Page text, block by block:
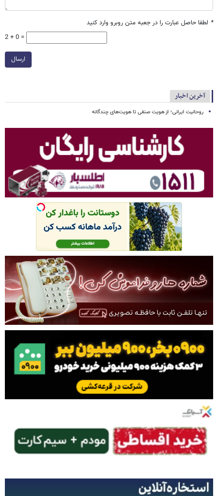
* لطفا حاصل عبارت را در جعبه متن روبرو وارد کنید
2 + 0 =
ارسال
آخرین اخبار
روحانیت ایرانی؛ از هویت صنفی تا هویت‌های چندگانه